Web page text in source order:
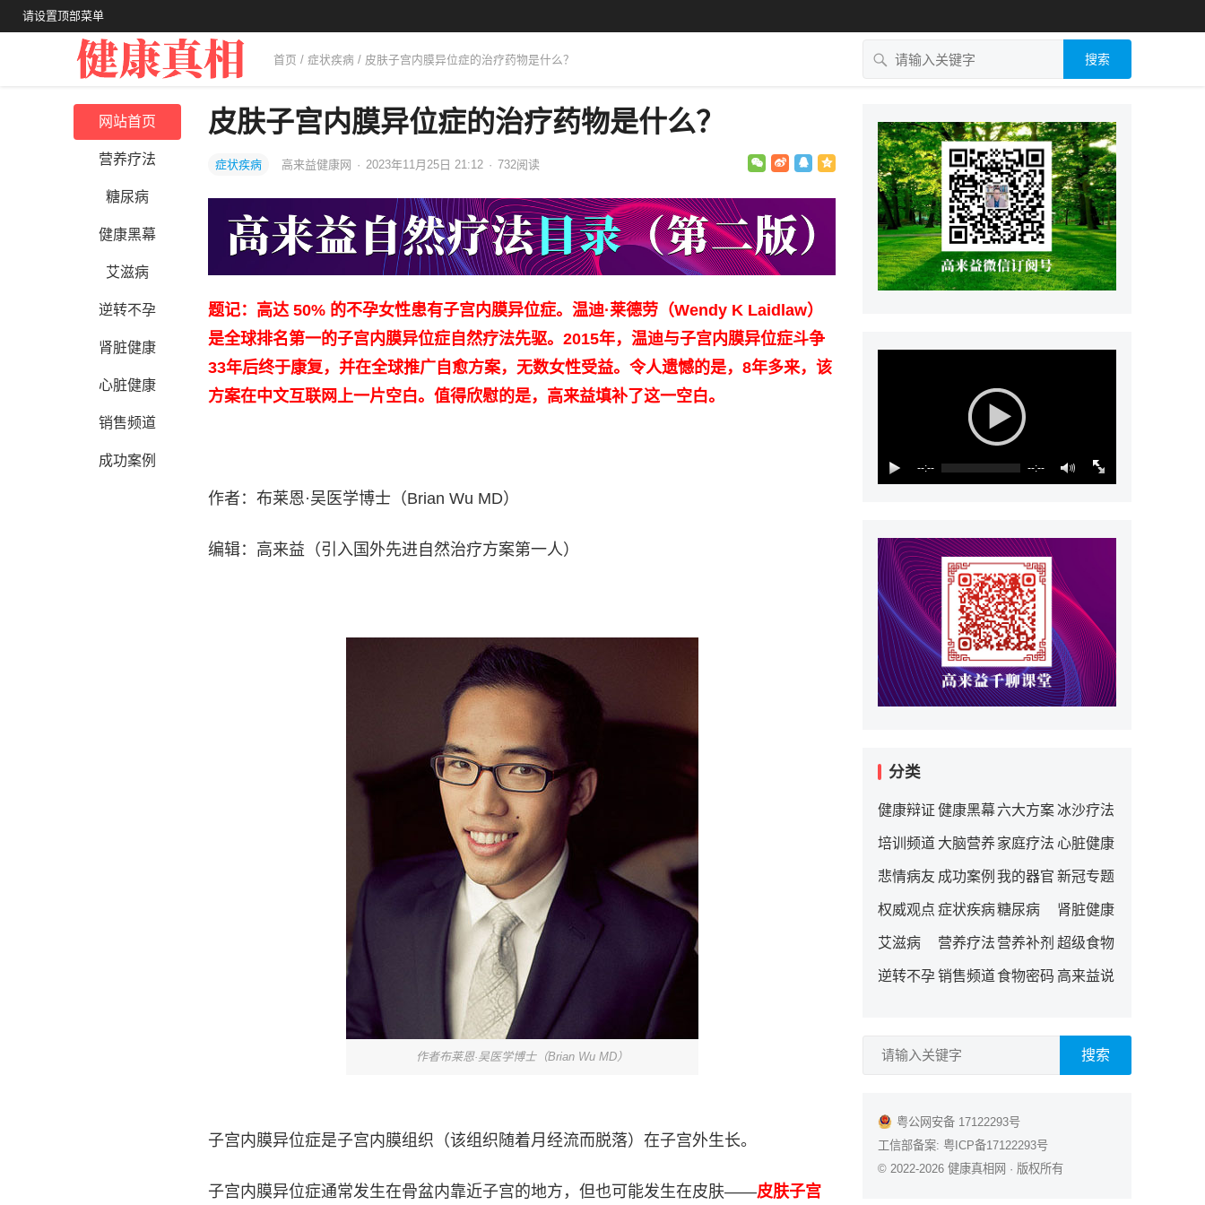
请设置顶部菜单
首页 / 症状疾病 / 皮肤子宫内膜异位症的治疗药物是什么？ 搜索
网站首页
营养疗法
糖尿病
健康黑幕
艾滋病
逆转不孕
肾脏健康
心脏健康
销售频道
成功案例
皮肤子宫内膜异位症的治疗药物是什么？
症状疾病 高来益健康网 · 2023年11月25日 21:12 · 732阅读
题记：高达 50% 的不孕女性患有子宫内膜异位症。温迪·莱德劳（Wendy K Laidlaw）
是全球排名第一的子宫内膜异位症自然疗法先驱。2015年，温迪与子宫内膜异位症斗争
33年后终于康复，并在全球推广自愈方案，无数女性受益。令人遗憾的是，8年多来，该
方案在中文互联网上一片空白。值得欣慰的是，高来益填补了这一空白。
作者：布莱恩·吴医学博士（Brian Wu MD）
编辑：高来益（引入国外先进自然治疗方案第一人）
作者布莱恩·吴医学博士（Brian Wu MD）
子宫内膜异位症是子宫内膜组织（该组织随着月经流而脱落）在子宫外生长。
子宫内膜异位症通常发生在骨盆内靠近子宫的地方，但也可能发生在皮肤——皮肤子宫
--:-- --:--
分类
健康辩证 健康黑幕 六大方案冰沙疗法
培训频道 大脑营养 家庭疗法 心脏健康
悲情病友 成功案例 我的器官 新冠专题
权威观点 症状疾病糖尿病 肾脏健康
艾滋病 营养疗法 营养补剂 超级食物
逆转不孕销售频道食物密码 高来益说
搜索
粤公网安备 17122293号
工信部备案: 粤ICP备17122293号
© 2022-2026 健康真相网 · 版权所有